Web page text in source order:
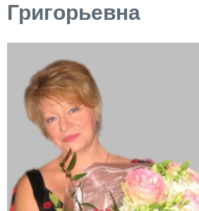
Григорьевна